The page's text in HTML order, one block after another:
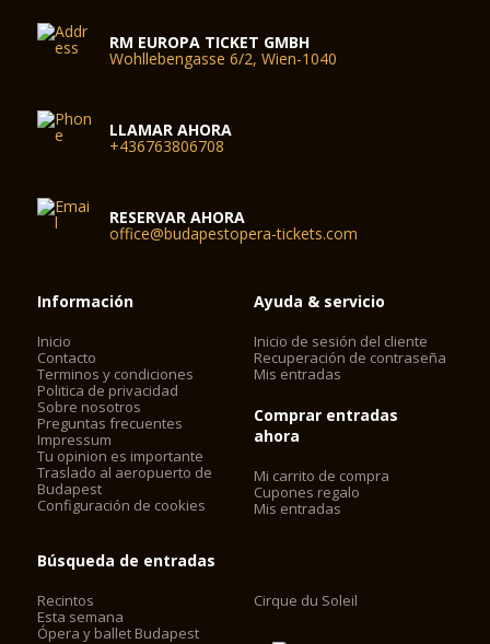
RM EUROPA TICKET GMBH
Wohllebengasse 6/2, Wien-1040
LLAMAR AHORA
+436763806708
RESERVAR AHORA
office@budapestopera-tickets.com
Información
Inicio
Contacto
Terminos y condiciones
Politica de privacidad
Sobre nosotros
Preguntas frecuentes
Impressum
Tu opinion es importante
Traslado al aeropuerto de
Budapest
Configuración de cookies
Ayuda & servicio
Inicio de sesión del cliente
Recuperación de contraseña
Mis entradas
Comprar entradas
ahora
Mi carrito de compra
Cupones regalo
Mis entradas
Búsqueda de entradas
Recintos
Esta semana
Ópera y ballet Budapest
Cirque du Soleil